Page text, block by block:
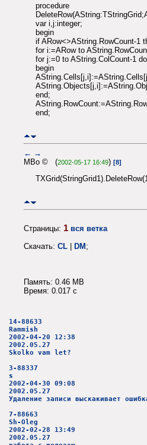
procedure
var i,j:integer;
begin
if ARow<>AString.RowCount-1
for i:=ARow to
for j:=0 to AString.ColCount-1 do
begin
end;
end;
← →
MBo © (2002-05-17 16:49) [8]
Страницы: 1 вся ветка
Скачать: CL | DM;
Память: 0.46 MB
Время: 0.017 c
14-88633
Rammish
2002-04-20 12:38
2002.05.27
Skolko vam let?
3-88337
s
2002-04-30 09:08
2002.05.27
Удаление записи выскакивает
7-88663
Sh-Oleg
2002-02-28 13:49
2002.05.27